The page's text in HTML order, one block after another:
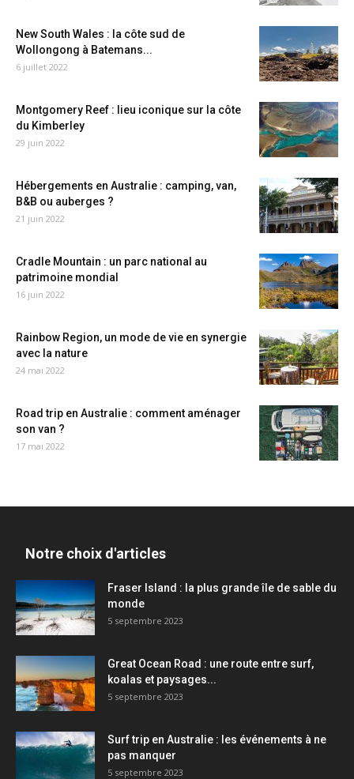
New South Wales : la côte sud de
Wollongong à Batemans...
6 juillet 2022
Montgomery Reef : lieu iconique sur la côte
du Kimberley
29 juin 2022
Hébergements en Australie : camping, van,
B&B ou auberges ?
21 juin 2022
Cradle Mountain : un parc national au
patrimoine mondial
16 juin 2022
Rainbow Region, un mode de vie en synergie
avec la nature
24 mai 2022
Road trip en Australie : comment aménager
son van ?
17 mai 2022
Notre choix d'articles
Fraser Island : la plus grande île de sable du
monde
5 septembre 2023
Great Ocean Road : une route entre surf,
koalas et paysages...
5 septembre 2023
Surf trip en Australie : les événements à ne
pas manquer
5 septembre 2023